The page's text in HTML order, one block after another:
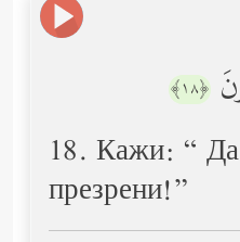
﴿١٨﴾
18. Кажи: “
презрени!”